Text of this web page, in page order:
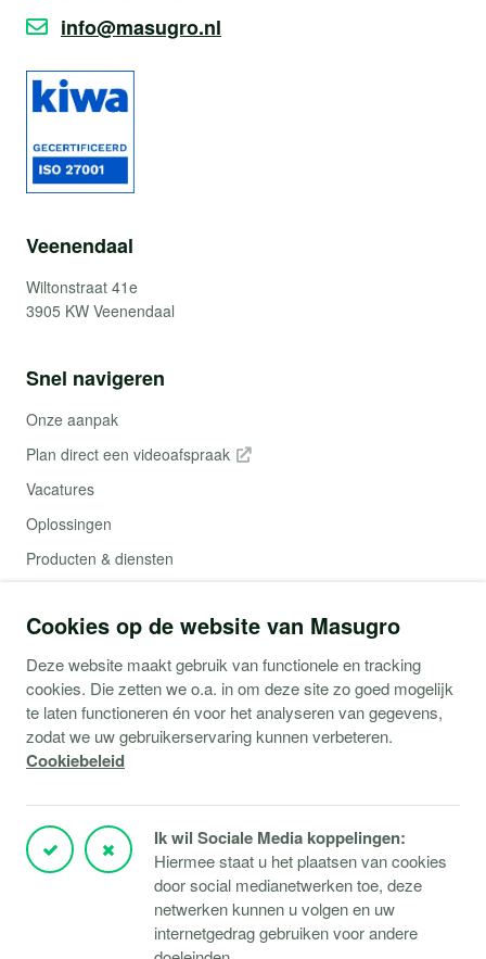
info@masugro.nl
Veenendaal
Wiltonstraat 41e
3905 KW Veenendaal
Snel navigeren
Onze aanpak
Plan direct een videoafspraak
Vacatures
Oplossingen
Producten & diensten
Webshop (Copaco)
Support
Service aanvraag
Storingen Verbindingen
TeamViewer downloaden
Cookies op de website van Masugro
Deze website maakt gebruik van functionele en tracking
cookies. Die zetten we o.a. in om deze site zo goed mogelijk
te laten functioneren én voor het analyseren van gegevens,
zodat we uw gebruikerservaring kunnen verbeteren.
Cookiebeleid
Ik wil Sociale Media koppelingen:
Hiermee staat u het plaatsen van cookies
door social medianetwerken toe, deze
netwerken kunnen u volgen en uw
internetgedrag gebruiken voor andere